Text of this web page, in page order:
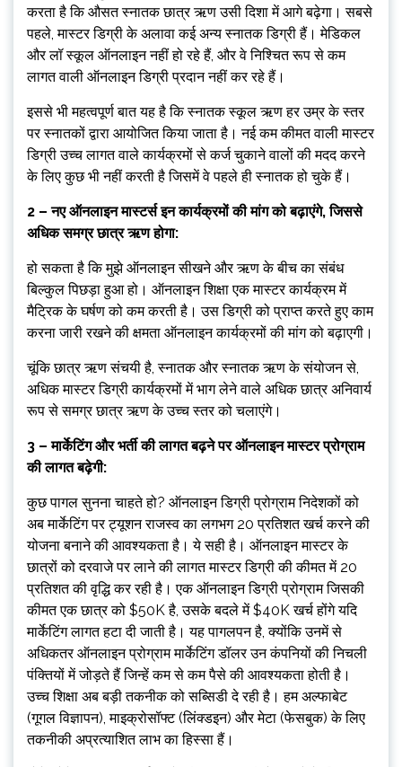
करता है कि औसत स्नातक छात्र ऋण उसी दिशा में आगे बढ़ेगा। सबसे
पहले, मास्टर डिग्री के अलावा कई अन्य स्नातक डिग्री हैं। मेडिकल
और लॉ स्कूल ऑनलाइन नहीं हो रहे हैं, और वे निश्चित रूप से कम
लागत वाली ऑनलाइन डिग्री प्रदान नहीं कर रहे हैं।
इससे भी महत्वपूर्ण बात यह है कि स्नातक स्कूल ऋण हर उम्र के स्तर
पर स्नातकों द्वारा आयोजित किया जाता है। नई कम कीमत वाली मास्टर
डिग्री उच्च लागत वाले कार्यक्रमों से कर्ज चुकाने वालों की मदद करने
के लिए कुछ भी नहीं करती है जिसमें वे पहले ही स्नातक हो चुके हैं।
2 – नए ऑनलाइन मास्टर्स इन कार्यक्रमों की मांग को बढ़ाएंगे, जिससे
अधिक समग्र छात्र ऋण होगा:
हो सकता है कि मुझे ऑनलाइन सीखने और ऋण के बीच का संबंध
बिल्कुल पिछड़ा हुआ हो। ऑनलाइन शिक्षा एक मास्टर कार्यक्रम में
मैट्रिक के घर्षण को कम करती है। उस डिग्री को प्राप्त करते हुए काम
करना जारी रखने की क्षमता ऑनलाइन कार्यक्रमों की मांग को बढ़ाएगी।
चूंकि छात्र ऋण संचयी है, स्नातक और स्नातक ऋण के संयोजन से,
अधिक मास्टर डिग्री कार्यक्रमों में भाग लेने वाले अधिक छात्र अनिवार्य
रूप से समग्र छात्र ऋण के उच्च स्तर को चलाएंगे।
3 – मार्केटिंग और भर्ती की लागत बढ़ने पर ऑनलाइन मास्टर प्रोग्राम
की लागत बढ़ेगी:
कुछ पागल सुनना चाहते हो? ऑनलाइन डिग्री प्रोग्राम निदेशकों को
अब मार्केटिंग पर ट्यूशन राजस्व का लगभग 20 प्रतिशत खर्च करने की
योजना बनाने की आवश्यकता है। ये सही है। ऑनलाइन मास्टर के
छात्रों को दरवाजे पर लाने की लागत मास्टर डिग्री की कीमत में 20
प्रतिशत की वृद्धि कर रही है। एक ऑनलाइन डिग्री प्रोग्राम जिसकी
कीमत एक छात्र को $50K है, उसके बदले में $40K खर्च होंगे यदि
मार्केटिंग लागत हटा दी जाती है। यह पागलपन है, क्योंकि उनमें से
अधिकतर ऑनलाइन प्रोग्राम मार्केटिंग डॉलर उन कंपनियों की निचली
पंक्तियों में जोड़ते हैं जिन्हें कम से कम पैसे की आवश्यकता होती है।
उच्च शिक्षा अब बड़ी तकनीक को सब्सिडी दे रही है। हम अल्फाबेट
(गूगल विज्ञापन), माइक्रोसॉफ्ट (लिंक्डइन) और मेटा (फेसबुक) के लिए
तकनीकी अप्रत्याशित लाभ का हिस्सा हैं।